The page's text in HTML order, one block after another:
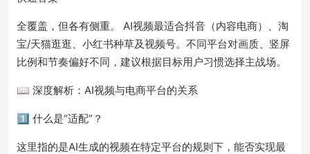
全覆盖，但各有侧重。 AI视频最适合抖音（内容电商）、淘
宝/天猫逛逛、小红书种草及视频号。不同平台对画质、竖屏
比例和节奏偏好不同，建议根据目标用户习惯选择主战场。
📖 深度解析：AI视频与电商平台的关系
1️⃣ 什么是“适配”？
这里指的是AI生成的视频在特定平台的规则下，能否实现最